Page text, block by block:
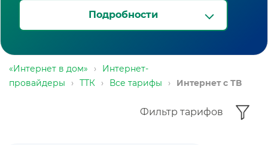
Подробности
«Интернет в дом» ›
Интернет-
провайдеры
› ТТК › Все тарифы › Интернет с ТВ
Фильтр тарифов